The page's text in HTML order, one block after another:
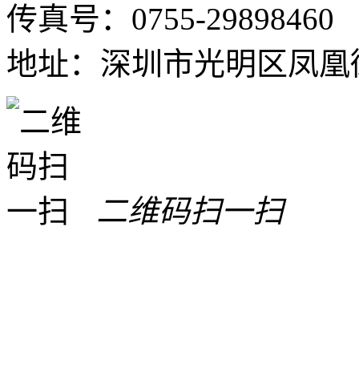
传真号：0755-29898460
地址：深圳市光明区凤
二维码扫一扫